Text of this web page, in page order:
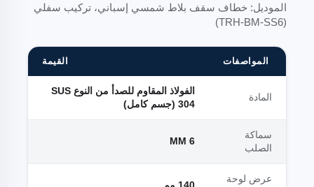
الموديل: خطاف سقف بلاط شمسي إسباني، تركيب سفلي
(TRH-BM-SS6)
المواصفات القيمة
المادة
الفولاذ المقاوم للصدأ من النوع SUS
304 (جسم كامل)
سماكة
الصلب
6 MM
عرض لوحة
140 مم